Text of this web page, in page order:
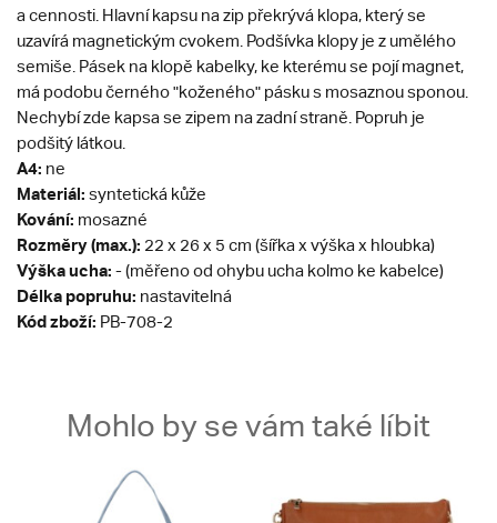
a cennosti. Hlavní kapsu na zip překrývá klopa, který se
uzavírá magnetickým cvokem. Podšívka klopy je z umělého
semiše. Pásek na klopě kabelky, ke kterému se pojí magnet,
má podobu černého "koženého" pásku s mosaznou sponou.
Nechybí zde kapsa se zipem na zadní straně. Popruh je
podšitý látkou.
A4: ne
Materiál: syntetická kůže
Kování: mosazné
Rozměry (max.): 22 x 26 x 5 cm (šířka x výška x hloubka)
Výška ucha: - (měřeno od ohybu ucha kolmo ke kabelce)
Délka popruhu: nastavitelná
Kód zboží: PB-708-2
Mohlo by se vám také líbit